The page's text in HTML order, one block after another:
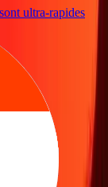
sont ultra-rapides